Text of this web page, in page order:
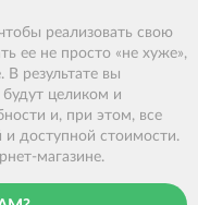
реализовать свою
ее не просто «не хуже»,
результате вы
будут целиком и
и, при этом, все
и доступной стоимости.
магазине.